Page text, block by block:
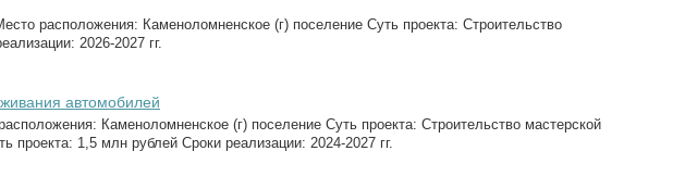
расположения: Каменоломненское (г) поселение Суть проекта: Строительство
2026-2027 гг.
автомобилей
Каменоломненское (г) поселение Суть проекта: Строительство мастерской
1,5 млн рублей Сроки реализации: 2024-2027 гг.